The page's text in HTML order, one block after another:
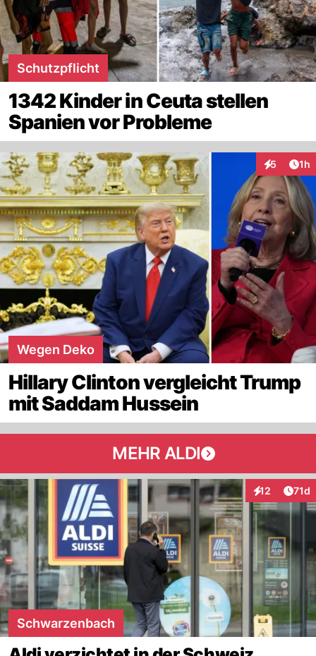
Schutzpflicht
1342 Kinder in Ceuta stellen
Spanien vor Probleme
5 1h
Wegen Deko
Hillary Clinton vergleicht Trump
mit Saddam Hussein
MEHR ALDI
12
Interaktionen
71d
Schwarzenbach